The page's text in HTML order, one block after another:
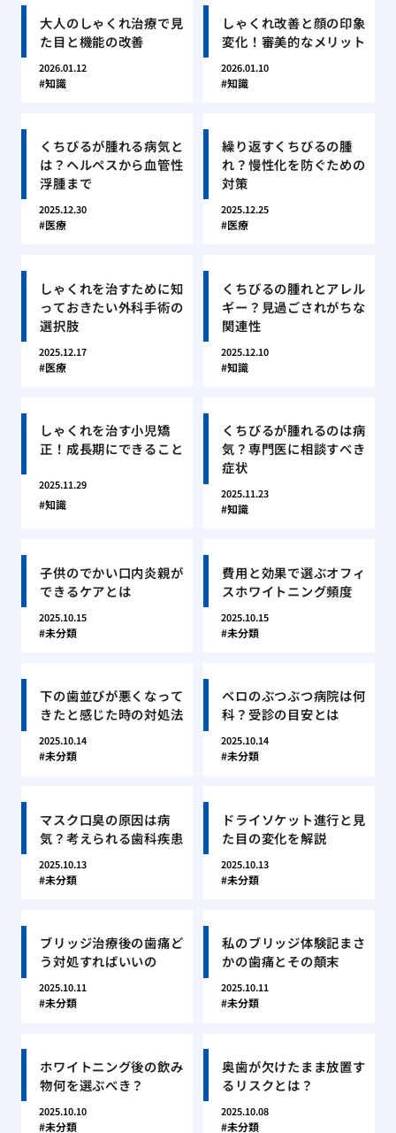
大人のしゃくれ治療で見
た目と機能の改善
2026.01.12
知識
しゃくれ改善と顔の印象
変化！審美的なメリット
2026.01.10
知識
くちびるが腫れる病気と
は？ヘルペスから血管性
浮腫まで
2025.12.30
医療
繰り返すくちびるの腫
れ？慢性化を防ぐための
対策
2025.12.25
医療
しゃくれを治すために知
っておきたい外科手術の
選択肢
2025.12.17
医療
くちびるの腫れとアレル
ギー？見過ごされがちな
関連性
2025.12.10
知識
しゃくれを治す小児矯
正！成長期にできること
2025.11.29
知識
くちびるが腫れるのは病
気？専門医に相談すべき
症状
2025.11.23
知識
子供のでかい口内炎親が
できるケアとは
2025.10.15
未分類
費用と効果で選ぶオフィ
スホワイトニング頻度
2025.10.15
未分類
下の歯並びが悪くなって
きたと感じた時の対処法
2025.10.14
未分類
ベロのぶつぶつ病院は何
科？受診の目安とは
2025.10.14
未分類
マスク口臭の原因は病
気？考えられる歯科疾患
2025.10.13
未分類
ドライソケット進行と見
た目の変化を解説
2025.10.13
未分類
ブリッジ治療後の歯痛ど
う対処すればいいの
2025.10.11
未分類
私のブリッジ体験記まさ
かの歯痛とその顛末
2025.10.11
未分類
ホワイトニング後の飲み
物何を選ぶべき？
2025.10.10
未分類
奥歯が欠けたまま放置す
るリスクとは？
2025.10.08
未分類